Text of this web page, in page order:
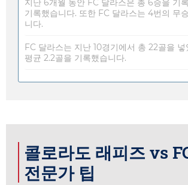
지난 6개월 동안 FC 달라스은 총 6승을 기
기록했습니다. 또한 FC 달라스는 4번의 무
니다.
FC 달라스는 지난 10경기에서 총 22골을
평균 2.2골을 기록했습니다.
콜로라도 래피즈 vs
전문가 팁